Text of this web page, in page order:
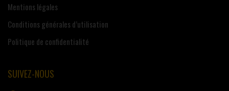
Mentions légales
Conditions générales d’utilisation
Politique de confidentialité
SUIVEZ-NOUS